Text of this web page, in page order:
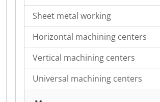
Sheet metal working
Horizontal machining centers
Vertical machining centers
Universal machining centers